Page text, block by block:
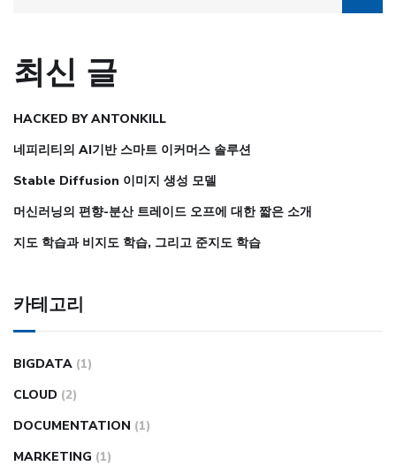
최신 글
HACKED BY ANTONKILL
네피리티의 AI기반 스마트 이커머스 솔루션
Stable Diffusion 이미지 생성 모델
머신러닝의 편향-분산 트레이드 오프에 대한 짧은 소개
지도 학습과 비지도 학습, 그리고 준지도 학습
카테고리
BIGDATA (1)
CLOUD (2)
DOCUMENTATION (1)
MARKETING (1)